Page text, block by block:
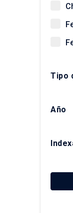
Tipo
Año